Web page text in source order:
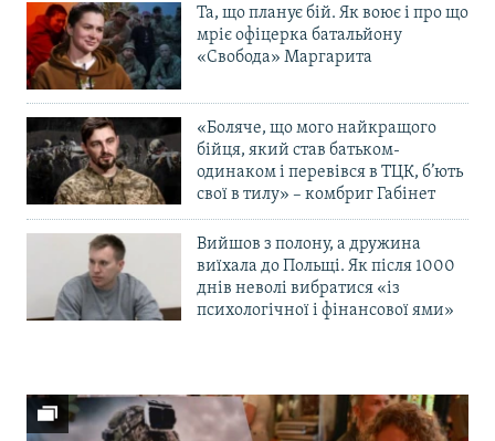
Та, що планує бій. Як воює і про що
мріє офіцерка батальйону
«Свобода» Маргарита
«Боляче, що мого найкращого
бійця, який став батьком-
одинаком і перевівся в ТЦК, б’ють
свої в тилу» – комбриг Габінет
Вийшов з полону, а дружина
виїхала до Польщі. Як після 1000
днів неволі вибратися «із
психологічної і фінансової ями»